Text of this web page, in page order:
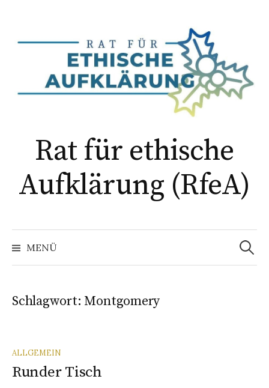
Inhalt
Rat für ethische
Aufklärung (RfeA)
MENÜ
Suchen
nach:
Schlagwort: Montgomery
ALLGEMEIN
Runder Tisch